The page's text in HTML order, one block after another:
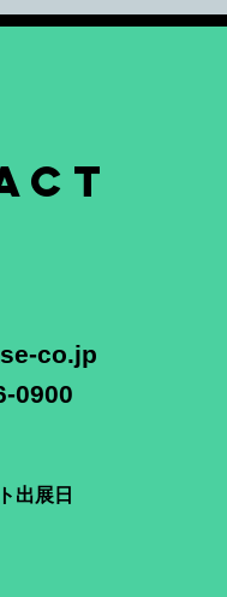
co.jp
0900
出展日